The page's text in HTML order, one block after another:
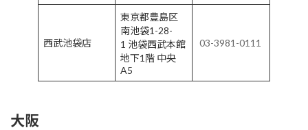
西武池袋店
東京都豊島区
南池袋1-28-
1 池袋西武本館
地下1階 中央
A5
03-3981-0111
大阪